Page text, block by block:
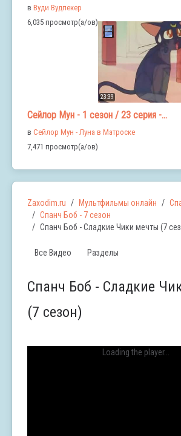
в Вуди Вудпекер
6,035 просмотр(а/ов)
23:39
Сейлор Мун - 1 сезон / 23 серия -...
в Сейлор Мун - Луна в Матроске
7,471 просмотр(а/ов)
Zaxodim.ru Мультфильмы онлайн
Спанч Боб - 7 сезон
Спанч Боб - Сладкие Чики мечты (7
Все Видео Разделы
Спанч Боб - Сладкие
(7 сезон)
Loading the player...